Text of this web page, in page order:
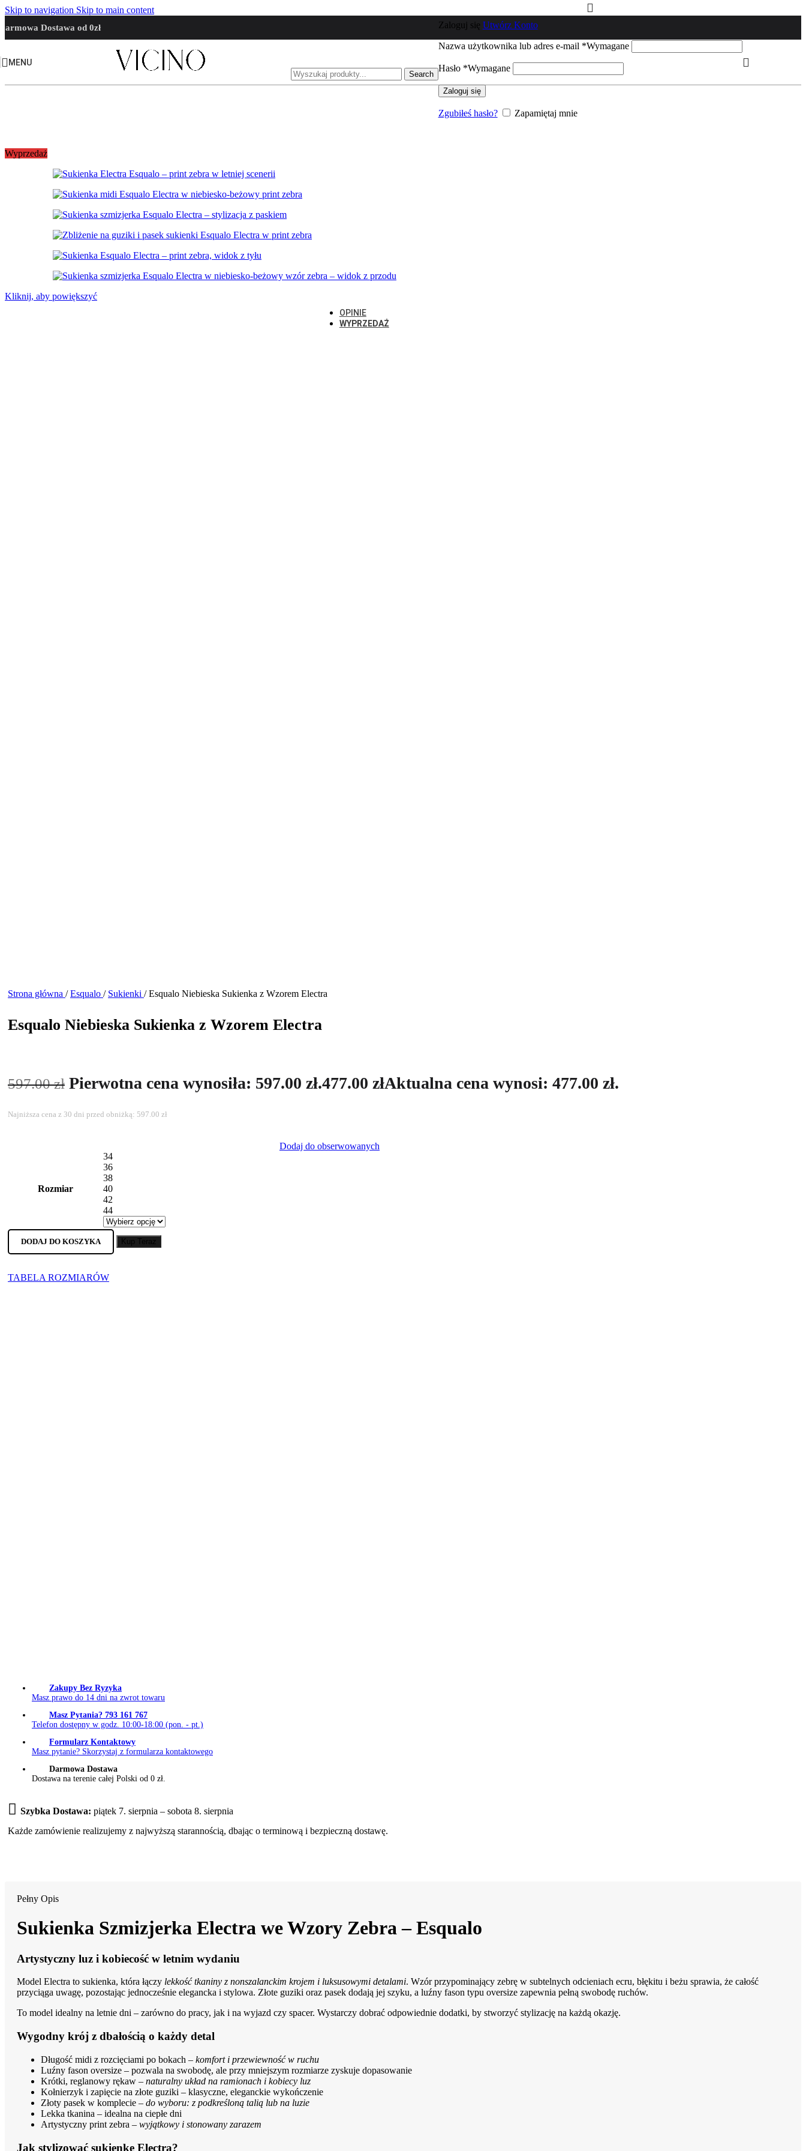
Skip to navigation Skip to main content
Dostawa od 0zł
MENU
Search
Zaloguj się Utwórz Konto
Nazwa użytkownika lub adres e-mail *Wymagane
Hasło *Wymagane
Zaloguj się
Zgubiłeś hasło? Zapamiętaj mnie
Spodnie
Marynarki
Kombinezony
Kurtki i płaszcze
OPINIE
WYPRZEDAŻ
Wyprzedaż
Kliknij, aby powiększyć
Strona główna / Esqualo / Sukienki / Esqualo Niebieska Sukienka z Wzorem Electra
Esqualo Niebieska Sukienka z Wzorem Electra
597.00zł Pierwotna cena wynosiła: 597.00 zł.477.00 złAktualna cena wynosi: 477.00 zł.
Najniższa cena z 30 dni przed obniżką: 597.00 zł
Rozmiar
34
36
38
40
42
44
DODAJ DO KOSZYKA Kup Teraz
Dodaj do obserwowanych
TABELA ROZMIARÓW
Zakupy Bez Ryzyka
Masz prawo do 14 dni na zwrot towaru
Masz Pytania? 793 161 767
Telefon dostępny w godz. 10:00-18:00 (pon. - pt.)
Formularz Kontaktowy
Masz pytanie? Skorzystaj z formularza kontaktowego
Darmowa Dostawa
Dostawa na terenie całej Polski od 0 zł.
Szybka Dostawa: piątek 7. sierpnia – sobota 8. sierpnia
Każde zamówienie realizujemy z najwyższą starannością, dbając o terminową i bezpieczną dostawę.
Pełny Opis
Sukienka Szmizjerka Electra we Wzory Zebra – Esqualo
Artystyczny luz i kobiecość w letnim wydaniu
Model Electra to sukienka, która łączy lekkość tkaniny z nonszalanckim krojem i luksusowymi detalami. Wzór przypominający zebrę w subtelnych odcieniach ecru, błękitu i beżu sprawia, że całość
przyciąga uwagę, pozostając jednocześnie elegancka i stylowa. Złote guziki oraz pasek dodają jej szyku, a luźny fason typu oversize zapewnia pełną swobodę ruchów.
To model idealny na letnie dni – zarówno do pracy, jak i na wyjazd czy spacer. Wystarczy dobrać odpowiednie dodatki, by stworzyć stylizację na każdą okazję.
Wygodny krój z dbałością o każdy detal
Długość midi z rozcięciami po bokach – komfort i przewiewność w ruchu
Luźny fason oversize – pozwala na swobodę, ale przy mniejszym rozmiarze zyskuje dopasowanie
Krótki, reglanowy rękaw – naturalny układ na ramionach i kobiecy luz
Kołnierzyk i zapięcie na złote guziki – klasyczne, eleganckie wykończenie
Złoty pasek w komplecie – do wyboru: z podkreśloną talią lub na luzie
Lekka tkanina – idealna na ciepłe dni
Artystyczny print zebra – wyjątkowy i stonowany zarazem
Jak stylizować sukienkę Electra?